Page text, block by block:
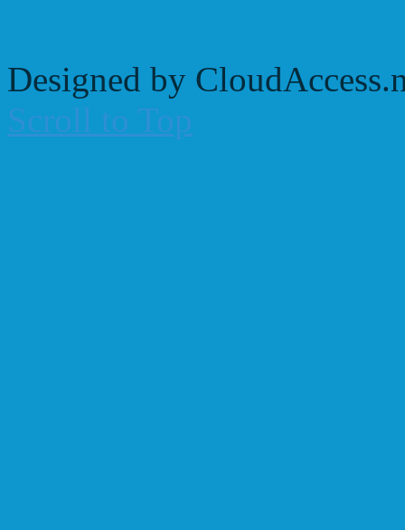
Designed by
Scroll to Top